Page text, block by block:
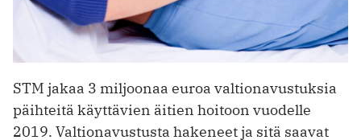
STM jakaa 3 miljoonaa euroa valtionavustuksia
päihteitä käyttävien äitien hoitoon vuodelle
2019. Valtionavustusta hakeneet ja sitä saavat